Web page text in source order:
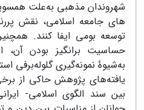
شهروندان مذهبی به‌علت
‌‌های جامعه اسلامی، نقش
توسعه بومی ایفا کنند.
حساسیت برانگیز بودن آن،
‌‌به‌شیوۀ نمونه‌گیری گلوله‌برفی
یافته‌‌های پژوهش حاکی از
بین سند الگوی اسلامی-